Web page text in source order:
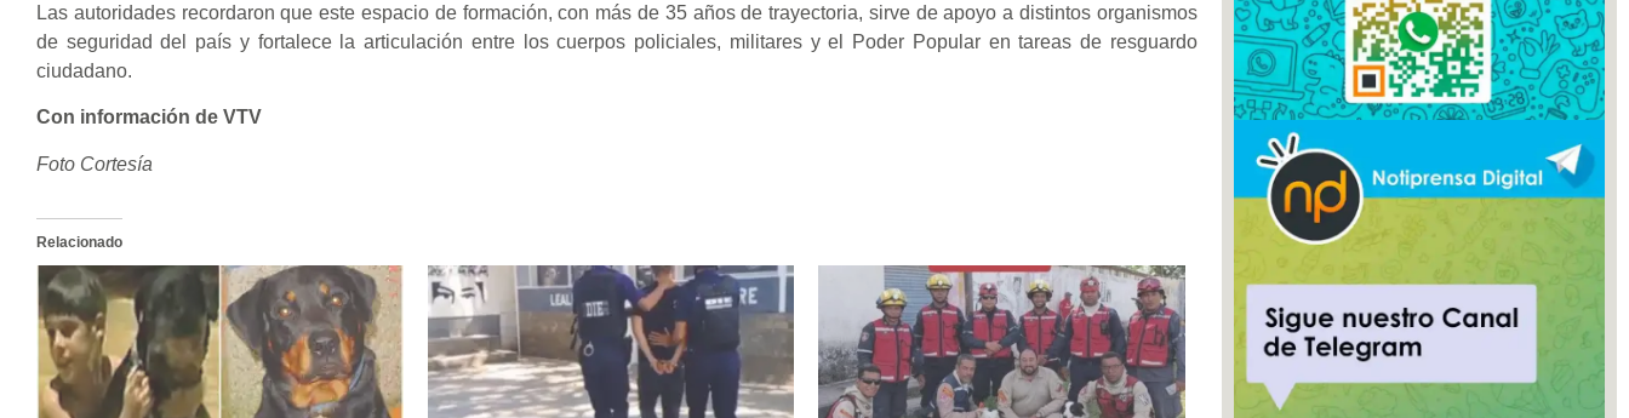
Las autoridades recordaron que este espacio de formación, con más de 35 años de trayectoria, sirve de apoyo a distintos organismos
de seguridad del país y fortalece la articulación entre los cuerpos policiales, militares y el Poder Popular en tareas de resguardo
ciudadano.
Con información de VTV
Foto Cortesía
Relacionado